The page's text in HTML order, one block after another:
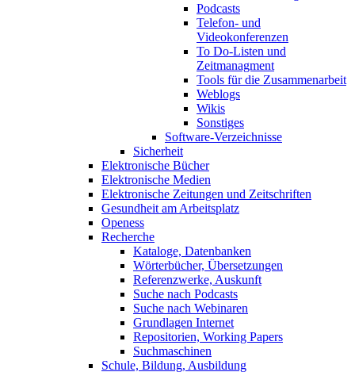
Podcasts
Telefon- und
Videokonferenzen
To Do-Listen und
Zeitmanagment
Tools für die Zusammenarbeit
Weblogs
Wikis
Sonstiges
Software-Verzeichnisse
Sicherheit
Elektronische Bücher
Elektronische Medien
Elektronische Zeitungen und Zeitschriften
Gesundheit am Arbeitsplatz
Openess
Recherche
Kataloge, Datenbanken
Wörterbücher, Übersetzungen
Referenzwerke, Auskunft
Suche nach Podcasts
Suche nach Webinaren
Grundlagen Internet
Repositorien, Working Papers
Suchmaschinen
Schule, Bildung, Ausbildung